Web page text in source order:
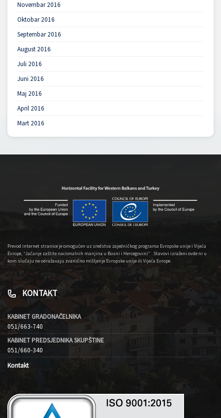
Novembar 2016
Oktobar 2016
Septembar 2016
August 2016
Juli 2016
Juni 2016
Maj 2016
April 2016
Mart 2016
Prevod internet stranice je omogućen uz sredstva zajedničkog programa Evropske unije i Vijeća
Evrope, “Jačanje zaštite nacionalnih manjina u Bosni i Hercegovini” . Stavovi izraženi ovde ni u
kom slučaju ne odražavaju zvanično mišljenje Evropske unije ili Vijeća Evrope.
KONTAKT
KABINET GRADONAČELNIKA
051/663-740
KABINET PREDSJEDNIKA SKUPŠTINE
051/660-340
Kontakt